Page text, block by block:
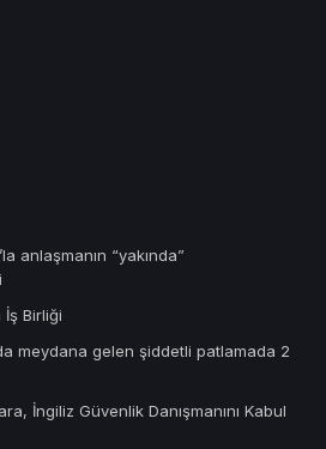
anlaşmanın “yakında”
İş Birliği
meydana gelen şiddetli patlamada 2
İngiliz Güvenlik Danışmanını Kabul